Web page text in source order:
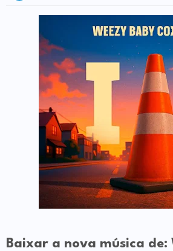
Baixar a nova música de: